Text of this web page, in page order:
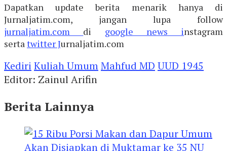
Dapatkan update berita menarik hanya di
Jurnaljatim.com, jangan lupa follow
jurnaljatim.com di google news instagram
serta twitter Jurnaljatim.com
Kediri Kuliah UmumMahfud MD UUD 1945
Editor: Zainul Arifin
Berita Lainnya